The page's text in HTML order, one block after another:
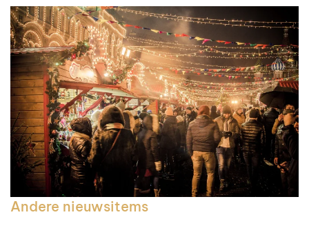
Andere nieuwsitems